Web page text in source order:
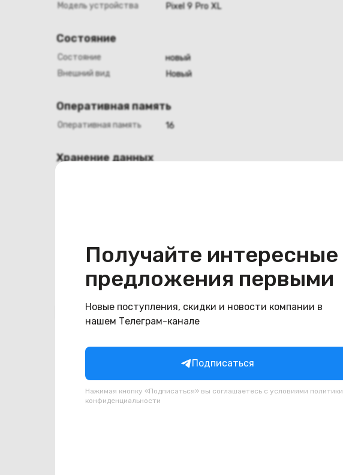
Получайте интересные
предложения первыми
Новые поступления, скидки и новости компании в
нашем Телеграм-канале
Подписаться
Нажимая кнопку «Подписаться» вы соглашаетесь с условиями политики
конфиденциальности
Модель устройства
Pixel 9 Pro XL
Состояние
Состояние
новый
Внешний вид
Новый
Оперативная память
Оперативная память 16
Хранение данных
Похожие товары